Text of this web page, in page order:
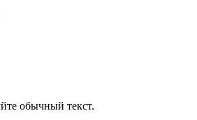
обычный текст.